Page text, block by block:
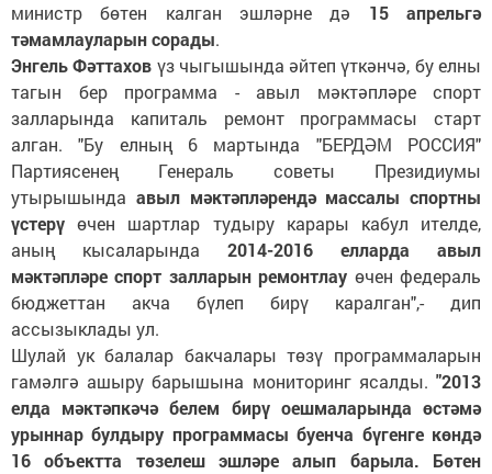
министр бөтен калган эшләрне дә 15 апрельгә
тәмамлауларын сорады.
Энгель Фәттахов үз чыгышында әйтеп үткәнчә, бу елны
тагын бер программа - авыл мәктәпләре спорт
залларында капиталь ремонт программасы старт
алган. "Бу елның 6 мартында "БЕРДӘМ РОССИЯ"
Партиясенең Генераль советы Президиумы
утырышында авыл мәктәпләрендә массалы спортны
үстерү өчен шартлар тудыру карары кабул ителде,
аның кысаларында 2014-2016 елларда авыл
мәктәпләре спорт залларын ремонтлау өчен федераль
бюджеттан акча бүлеп бирү каралган",- дип
ассызыклады ул.
Шулай ук балалар бакчалары төзү программаларын
гамәлгә ашыру барышына мониторинг ясалды. "2013
елда мәктәпкәчә белем бирү оешмаларында өстәмә
урыннар булдыру программасы буенча бүгенге көндә
16 объектта төзелеш эшләре алып барыла. Бөтен